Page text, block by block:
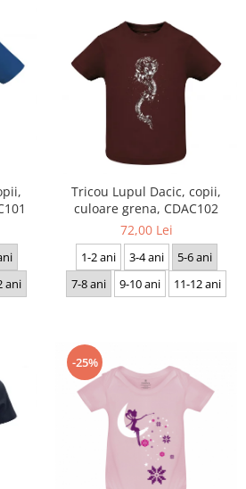
ani
Tricou Lupul Dacic, copii,
culoare grena, CDAC102
72,00 Lei
1-2 ani 3-4 ani
5-6 ani
7-8 ani
9-10 ani 11-12 ani
-25%